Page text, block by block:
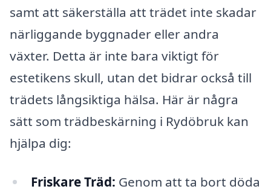
samt att säkerställa att trädet inte skadar
närliggande byggnader eller andra
växter. Detta är inte bara viktigt för
estetikens skull, utan det bidrar också till
trädets långsiktiga hälsa. Här är några
sätt som trädbeskärning i Rydöbruk kan
hjälpa dig:
Friskare Träd: Genom att ta bort döda